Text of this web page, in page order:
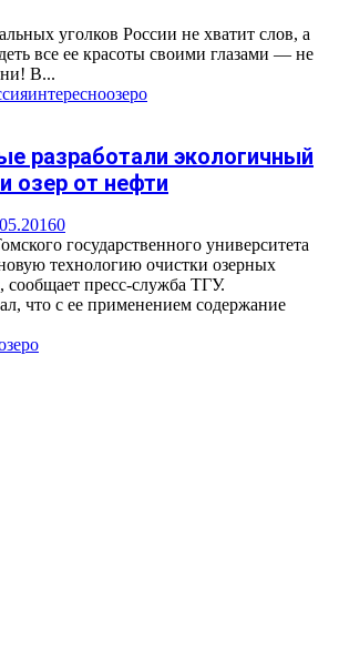
уголков России не хватит слов, а
все ее красоты своими глазами — не
В...
интересноозеро
разработали экологичный
озер от нефти
0
государственного университета
технологию очистки озерных
сообщает пресс-служба ТГУ.
что с ее применением содержание